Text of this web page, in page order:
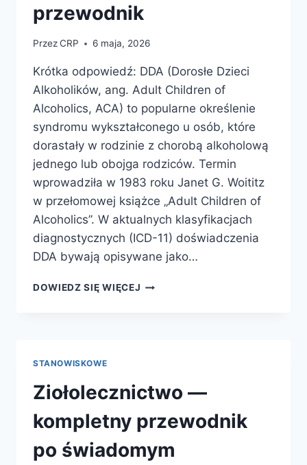
przewodnik
PrzezCRP 6 maja, 2026
Krótka odpowiedź: DDA (Dorosłe Dzieci
Alkoholików, ang. Adult Children of
Alcoholics, ACA) to popularne określenie
syndromu wykształconego u osób, które
dorastały w rodzinie z chorobą alkoholową
jednego lub obojga rodziców. Termin
wprowadziła w 1983 roku Janet G. Woititz
w przełomowej książce „Adult Children of
Alcoholics”. W aktualnych klasyfikacjach
diagnostycznych (ICD-11) doświadczenia
DDA bywają opisywane jako…
DOWIEDZ SIĘ WIĘCEJ TERAPIA
ALKOHOLOWEJ
W
(DDA)
KOMPLETNY
STANOWISKOWE
Ziołolecznictwo —
kompletny przewodnik
po świadomym